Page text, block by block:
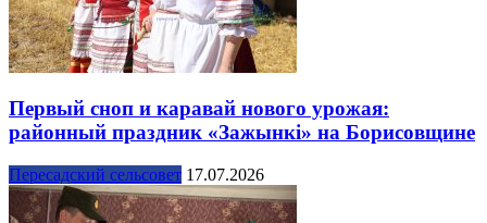
Первый сноп и каравай нового урожая:
районный праздник «Зажынкі» на Борисовщине
Пересадский сельсовет 17.07.2026